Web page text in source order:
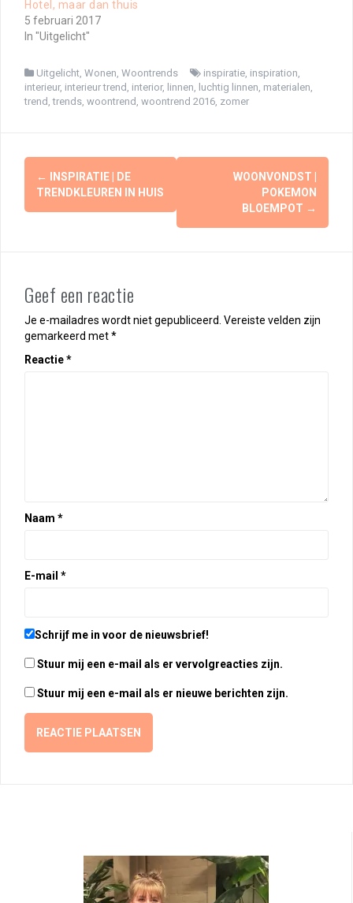
Hotel, maar dan thuis
5 februari 2017
In "Uitgelicht"
Uitgelicht Wonen Woontrends inspiratie inspiration
interieur, interieur trend interior, linnen luchtig linnen materialen
trend ,trends woontrend woontrend 2016 zomer
Berichtnavigatie
←
INSPIRATIE | DE
TRENDKLEUREN IN HUIS
WOONVONDST |
POKEMON
BLOEMPOT →
Geef een reactie
Je e-mailadres wordt niet gepubliceerd. Vereiste velden zijn
gemarkeerd met*
Reactie*
Naam *
E-mail *
Schrijf me in voor de nieuwsbrief!
Stuur mij een e-mail als er vervolgreacties zijn.
Stuur mij een e-mail als er nieuwe berichten zijn.